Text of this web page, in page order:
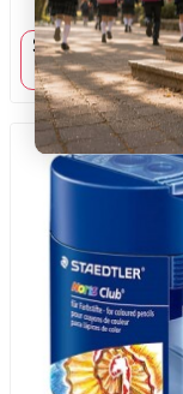
35,90TL
Sepette %20
28,72TL